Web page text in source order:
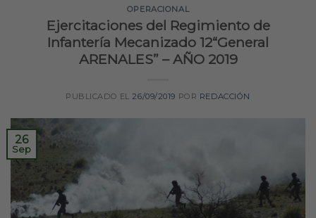
OPERACIONAL
Ejercitaciones del Regimiento de
Infantería Mecanizado 12“General
ARENALES” – AÑO 2019
PUBLICADO EL26/09/2019 POR REDACCIÓN
26
Sep